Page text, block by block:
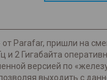
от Parafar, пришли на
и 2 Гигабайта
версией по
выходить с